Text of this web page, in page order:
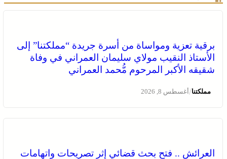
برقية تعزية ومواساة من أسرة جريدة “مملكتنا” إلى
الأستاذ النقيب مولاي سليمان العمراني في وفاة
شقيقه الأكبر المرحوم مُّحمد العمراني
مملكتنا/أغسطس 8, 2026
العرائش .. فتح بحث قضائي إثر تصريحات واتهامات